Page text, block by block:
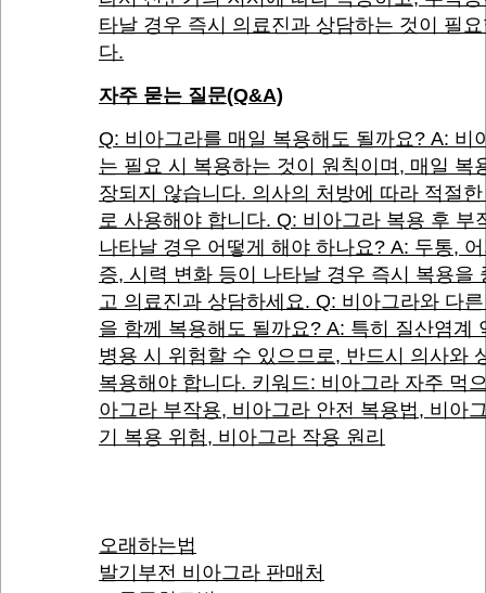
타날 경우 즉시 의료진과 상담하는 것이 필
다.
자주 묻는 질문(Q&A)
Q: 비아그라를 매일 복용해도 될까요? A: 비
는 필요 시 복용하는 것이 원칙이며, 매일 복
장되지 않습니다. 의사의 처방에 따라 적절
로 사용해야 합니다. Q: 비아그라 복용 후 부
나타날 경우 어떻게 해야 하나요? A: 두통,
증, 시력 변화 등이 나타날 경우 즉시 복용을
고 의료진과 상담하세요. Q: 비아그라와 다
을 함께 복용해도 될까요? A: 특히 질산염계
병용 시 위험할 수 있으므로, 반드시 의사와
복용해야 합니다. 키워드: 비아그라 자주 먹
아그라 부작용, 비아그라 안전 복용법, 비아
기 복용 위험, 비아그라 작용 원리
오래하는법
발기부전 비아그라 판매처